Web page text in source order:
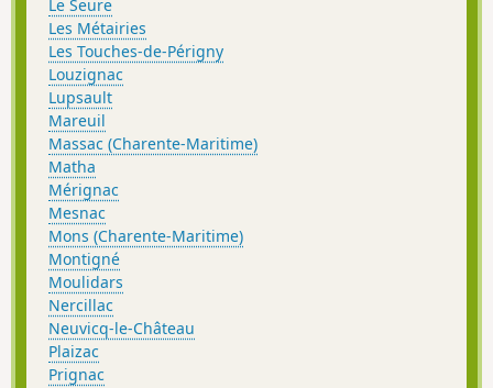
Le Seure
Les Métairies
Les Touches-de-Périgny
Louzignac
Lupsault
Mareuil
Massac (Charente-Maritime)
Matha
Mérignac
Mesnac
Mons (Charente-Maritime)
Montigné
Moulidars
Nercillac
Neuvicq-le-Château
Plaizac
Prignac